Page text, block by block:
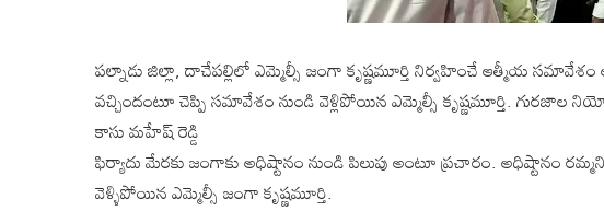
పల్నాడు జిల్లా, దాచేపల్లిలో ఎమ్మెల్సీ జంగా కృష్ణమూర్తి నిర్వహించే ఆత్మీయ సమావేశం
వచ్చిందంటూ చెప్పి సమావేశం నుండి వెళ్లిపోయిన ఎమ్మెల్సీ కృష్ణమూర్తి. గురజాల
కాసు మహేష్ రెడ్డి
ఫిర్యాదు మేరకు జంగాకు అధిష్టానం నుండి పిలుపు అంటూ ప్రచారం. అధిష్టానం
వెళ్ళిపోయిన ఎమ్మెల్సీ జంగా కృష్ణమూర్తి.